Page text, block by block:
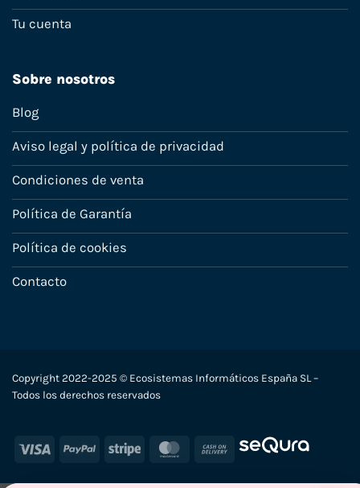
Tu cuenta
Sobre nosotros
Blog
Aviso legal y política de privacidad
Condiciones de venta
Política de Garantía
Política de cookies
Contacto
Copyright 2022-2025 © Ecosistemas Informáticos España SL –
Todos los derechos reservados
Visa PayPal Stripe MasterCard
Cash